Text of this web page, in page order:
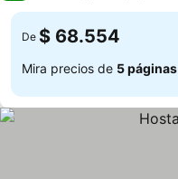
De $ 68.554
Mira precios de 5 páginas